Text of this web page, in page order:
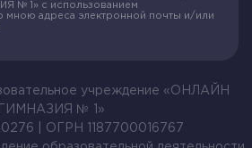
№ 1» с использованием
мною адреса электронной почты и/или
учреждение «ОНЛАЙН
ГИМНАЗИЯ № 1»
| ОГРН 1187700016767